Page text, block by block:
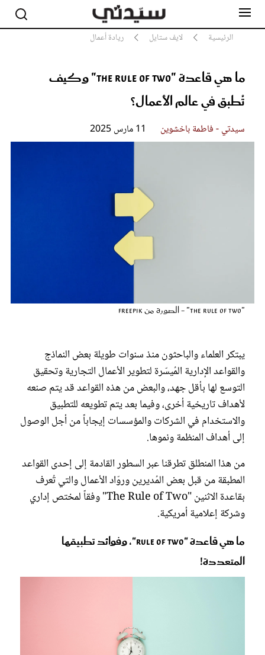
الرئيسية لايف ستايل ريادة أعمال
ما هي قاعدة "The Rule of Two" وكيف
تُطبق في عالم الأعمال؟
سيدتي - فاطمة باخشوين 11 مارس 2025
"The Rule of Two" - الصورة من Freepik
يبتكر العلماء والباحثون منذ سنوات طويلة بعض النماذج
والقواعد الإدارية المُيسّرة لتطوير الأعمال التجارية وتحقيق
التوسع لها بأقل جهد، والبعض من هذه القواعد قد يتم صنعه
لأهداف تاريخية أخرى، وفيما بعد يتم تطويعه للتطبيق
والاستخدام في الشركات والمؤسسات إيجاباً من أجل الوصول
إلى أهداف المنظمة ونموها.
من هذا المنطلق تطرقنا عبر السطور القادمة إلى إحدى القواعد
المطبقة من قبل بعض المُديرين وروّاد الأعمال والتي تُعرف
بقاعدة الاثنين "The Rule of Two" وفقاً لمختص إداري
وشركة إعلامية أمريكية.
ما هي قاعدة "Rule of Two"، وفوائد تطبيقها
المتعددة!
مشاهير
أناقة
صحة ورشاقة
سيدتي وطفلك
مجلة سيدتي
غلاف رفمي